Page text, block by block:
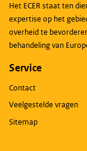
Het ECER staat ten
expertise op het
overheid te
behandeling van
Service
Contact
Veelgestelde vragen
Sitemap